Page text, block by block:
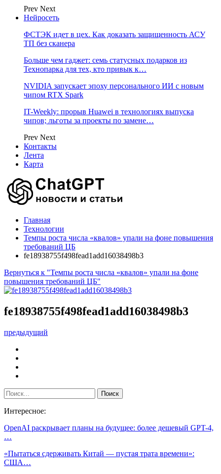
Prev Next
Нейросеть
ФСТЭК идет в цех. Как доказать защищенность АСУ
ТП без сканера
Больше чем гаджет: семь статусных подарков из
Технопарка для тех, кто привык к…
NVIDIA запускает эпоху персонального ИИ с новым
чипом RTX Spark
IT-Weekly: прорыв Huawei в технологиях выпуска
чипов; льготы за проекты по замене…
Prev Next
Контакты
Лента
Карта
Главная
Технологии
Темпы роста числа «квалов» упали на фоне повышения
требований ЦБ
fe18938755f498fead1add16038498b3
Вернуться к "Темпы роста числа «квалов» упали на фоне
повышения требований ЦБ"
fe18938755f498fead1add16038498b3
предыдущий
Интересное:
OpenAI раскрывает планы на будущее: более дешевый GPT-4,
…
«Пытаться сдерживать Китай — пустая трата времени»:
США…